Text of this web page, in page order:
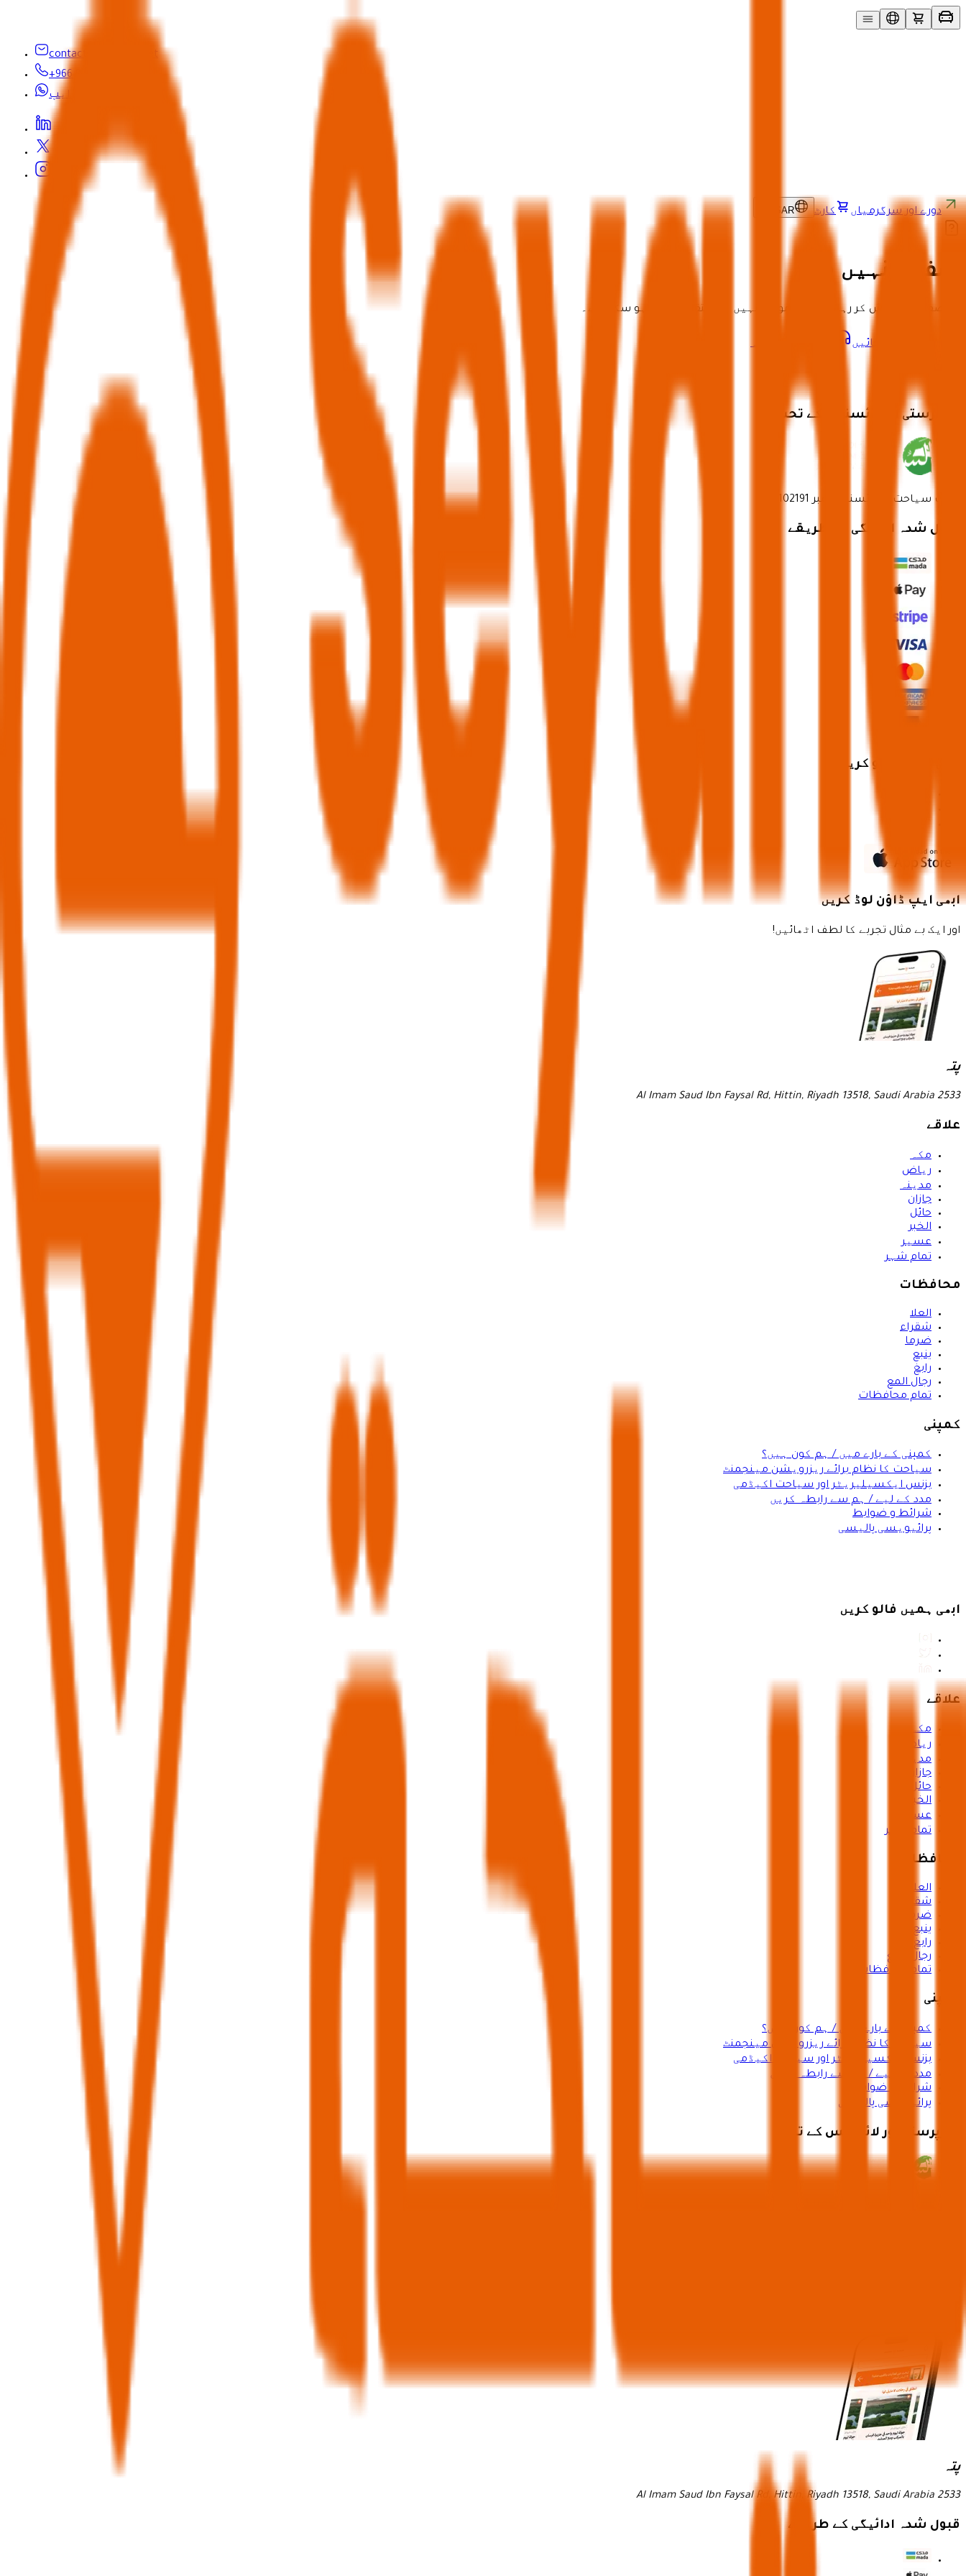
contactus@seyaha.net
+966 920 032 547
واٹس ایپ
دورے اور سرگرمیاں کارٹ SAR
صفحہ نہیں ملا
جو صفحہ آپ تلاش کر رہے ہیں وہ موجود نہیں یا منتقل ہو چکا ہو سکتا ہے۔
ہوم پر واپس جائیں سپورٹ سے رابطہ
سرپرستی اور لائسنس کے تحت
وزارتِ سیاحت کا لائسنس نمبر 73102191
قبول شدہ ادائیگی کے طریقے
ابھی ہمیں فالو کریں
ابھی ایپ ڈاؤن لوڈ کریں
اور ایک بے مثال تجربے کا لطف اٹھائیں!
پتہ
2533 Al Imam Saud Ibn Faysal Rd, Hittin, Riyadh 13518, Saudi Arabia
علاقے
مکہ
ریاض
مدینہ
جازان
حائل
الخبر
عسیر
تمام شہر
محافظات
العلا
شقراء
ضرما
ينبع
رابغ
رجال المع
تمام محافظات
کمپنی
کمپنی کے بارے میں / ہم کون ہیں؟
سیاحت کا نظام برائے ریزرویشن مینجمنٹ
بزنس ایکسیلیریٹر اور سیاحت اکیڈمی
مدد کے لیے / ہم سے رابطہ کریں
شرائط و ضوابط
پرائیویسی پالیسی
ابھی ہمیں فالو کریں
علاقے
مکہ
ریاض
مدینہ
جازان
حائل
الخبر
عسیر
تمام شہر
محافظات
العلا
شقراء
ضرما
ينبع
رابغ
رجال المع
تمام محافظات
کمپنی
کمپنی کے بارے میں / ہم کون ہیں؟
سیاحت کا نظام برائے ریزرویشن مینجمنٹ
بزنس ایکسیلیریٹر اور سیاحت اکیڈمی
مدد کے لیے / ہم سے رابطہ کریں
شرائط و ضوابط
پرائیویسی پالیسی
سرپرستی اور لائسنس کے تحت
پتہ
2533 Al Imam Saud Ibn Faysal Rd, Hittin, Riyadh 13518, Saudi Arabia
قبول شدہ ادائیگی کے طریقے